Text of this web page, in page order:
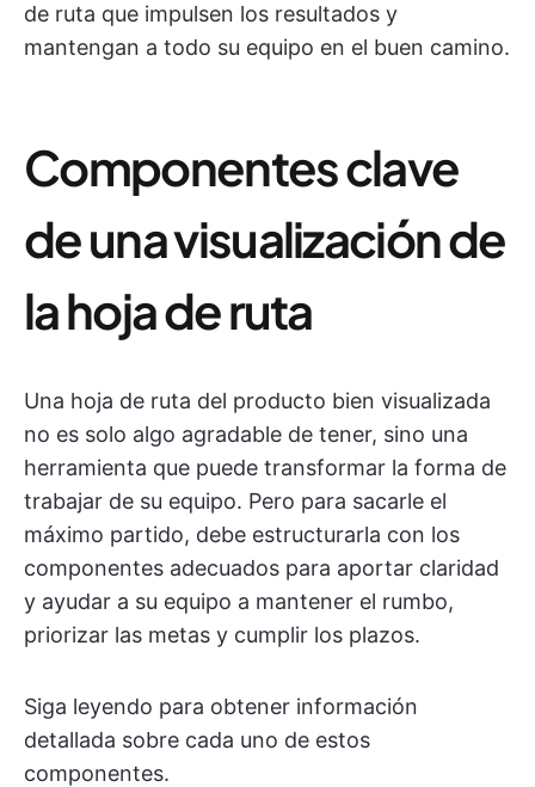
de ruta que impulsen los resultados y
mantengan a todo su equipo en el buen camino.
Componentes clave
de una visualización de
la hoja de ruta
Una hoja de ruta del producto bien visualizada
no es solo algo agradable de tener, sino una
herramienta que puede transformar la forma de
trabajar de su equipo. Pero para sacarle el
máximo partido, debe estructurarla con los
componentes adecuados para aportar claridad
y ayudar a su equipo a mantener el rumbo,
priorizar las metas y cumplir los plazos.
Siga leyendo para obtener información
detallada sobre cada uno de estos
componentes.